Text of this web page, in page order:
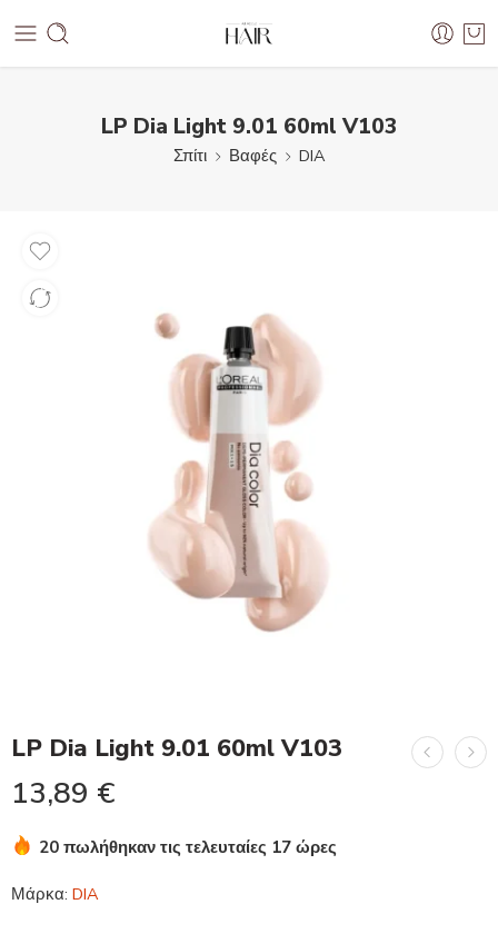
LP Dia Light 9.01 60ml V103
Σπίτι Βαφές DIA
LP Dia Light 9.01 60ml V103
13,89 €
20 πωλήθηκαν τις τελευταίες 17 ώρες
Μάρκα: DIA